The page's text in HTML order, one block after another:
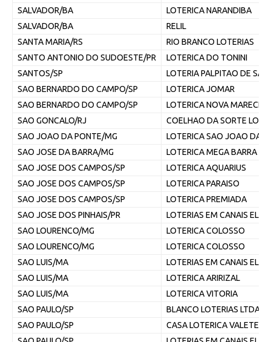
SALVADOR/BA
LOTERICA NARANDIBA
SALVADOR/BA
RELIL
SANTA MARIA/RS
RIO BRANCO LOTERIAS
SANTO ANTONIO DO SUDOESTE/PR
LOTERICA DO TONINI
SANTOS/SP
LOTERIA PALPITAO DE
SAO BERNARDO DO CAMPO/SP
LOTERICA JOMAR
SAO BERNARDO DO CAMPO/SP
LOTERICA NOVA
SAO GONCALO/RJ
COELHAO DA SORTE
SAO JOAO DA PONTE/MG
LOTERICA SAO JOAO DA
SAO JOSE DA BARRA/MG
LOTERICA MEGA BARRA
SAO JOSE DOS CAMPOS/SP
LOTERICA AQUARIUS
SAO JOSE DOS CAMPOS/SP
LOTERICA PARAISO
SAO JOSE DOS CAMPOS/SP
LOTERICA PREMIADA
SAO JOSE DOS PINHAIS/PR
LOTERIAS EM CANAIS
SAO LOURENCO/MG
LOTERICA COLOSSO
SAO LOURENCO/MG
LOTERICA COLOSSO
SAO LUIS/MA
LOTERIAS EM CANAIS
SAO LUIS/MA
LOTERICA ARIRIZAL
SAO LUIS/MA
LOTERICA VITORIA
SAO PAULO/SP
BLANCO LOTERIAS LTDA
SAO PAULO/SP
CASA LOTERICA VALETE